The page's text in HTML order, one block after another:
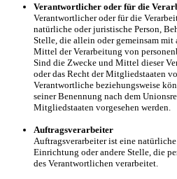
Verantwortlicher oder für die
Verantwortlicher oder für die
natürliche oder juristische Person,
Stelle, die allein oder gemeinsam mit
Mittel der Verarbeitung von
Sind die Zwecke und Mittel dieser
oder das Recht der Mitgliedstaaten
Verantwortliche beziehungsweise
seiner Benennung nach dem
Mitgliedstaaten vorgesehen werden.
Auftragsverarbeiter
Auftragsverarbeiter ist eine
Einrichtung oder andere Stelle, die
des Verantwortlichen verarbeitet.